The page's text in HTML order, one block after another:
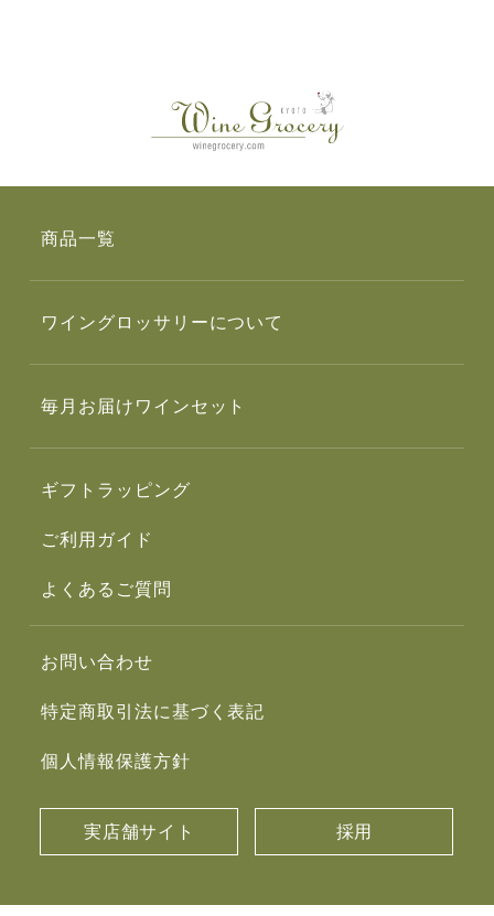
商品一覧
ワイングロッサリーについて
毎月お届けワインセット
ギフトラッピング
ご利用ガイド
よくあるご質問
お問い合わせ
特定商取引法に基づく表記
個人情報保護方針
実店舗サイト 採用